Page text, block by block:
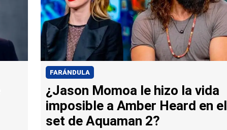
FARÁNDULA
¿Jason Momoa le hizo la vida
imposible a Amber Heard en el
set de Aquaman 2?